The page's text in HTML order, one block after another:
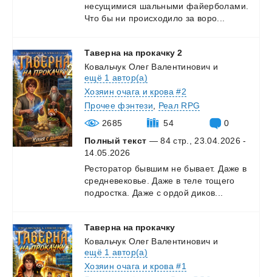
несущимися шальными файерболами.
Что бы ни происходило за воро...
Таверна на прокачку 2
Ковальчук Олег Валентинович и
ещё 1 автор(а)
Хозяин очага и крова #2
Прочее фэнтези
Реал RPG
2685
54
0
Полный текст — 84 стр., 23.04.2026 -
14.05.2026
Ресторатор бывшим не бывает. Даже в
средневековье.
Даже в теле тощего
подростка.
Даже с ордой диков...
Таверна на прокачку
Ковальчук Олег Валентинович и
ещё 1 автор(а)
Хозяин очага и крова #1